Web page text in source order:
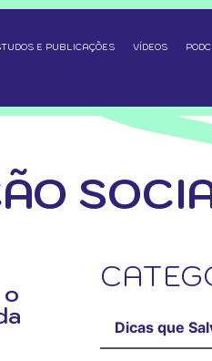
E PUBLICAÇÕES VÍDEOS
Dicas que